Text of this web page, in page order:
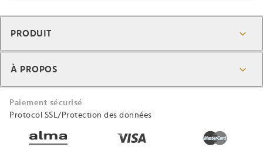
PRODUIT
À PROPOS
Paiement sécurisé
Protocol SSL/Protection des données